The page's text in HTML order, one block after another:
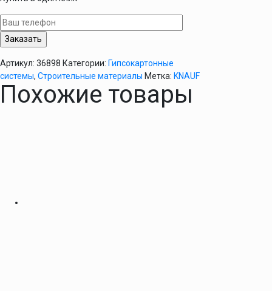
KNAUF
UD
28/27/3м
)Артикул: 36898 Категории: Гипсокартонные
системы, Строительные материалы Метка: KNAUF
Похожие товары